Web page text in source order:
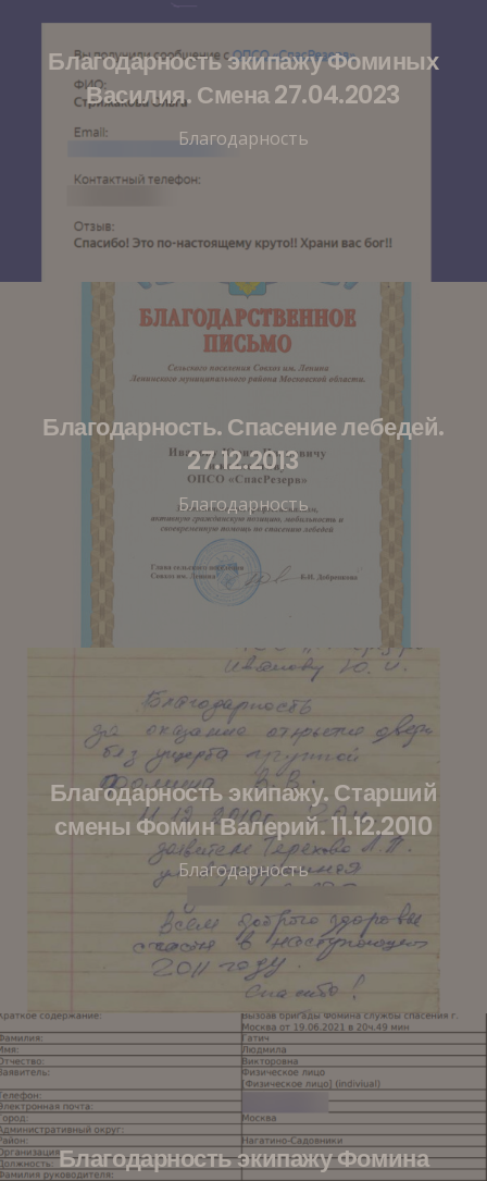
Благодарность экипажу Фоминых
Василия. Смена 27.04.2023
Благодарность
Благодарность. Спасение лебедей.
27.12.2013
Благодарность
Благодарность экипажу. Старший
смены Фомин Валерий. 11.12.2010
Благодарность
Благодарность экипажу Фомина